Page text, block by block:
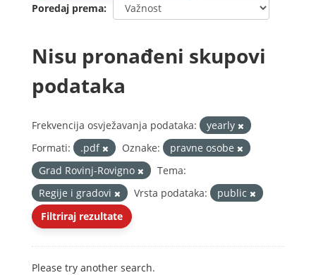
Poredaj prema
Nisu pronađeni skupovi
podataka
Frekvencija osvježavanja podataka:
yearly
Formati:
.pdf Oznake:
pravne osobe
Grad Rovinj-Rovigno
Tema:
Regije i gradovi
Vrsta podataka:
public
Filtriraj rezultate
Please try another search.